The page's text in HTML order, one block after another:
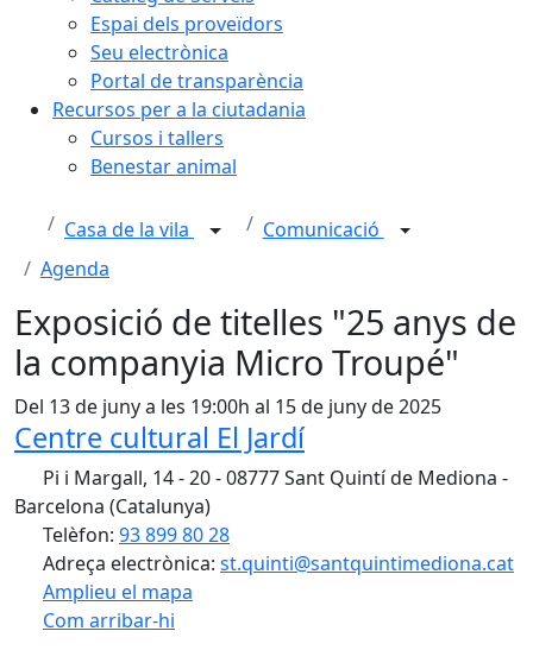
Espai dels proveïdors
Seu electrònica
Portal de transparència
Recursos per a la ciutadania
Cursos i tallers
Benestar animal
Casa de la vila
Comunicació
Agenda
Exposició de titelles "25 anys de
la companyia Micro Troupé"
Del 13 de juny a les 19:00h al 15 de juny de 2025
Centre cultural El Jardí
Pi i Margall, 14 - 20 - 08777 Sant Quintí de Mediona -
Barcelona (Catalunya)
Telèfon: 93 899 80 28
Adreça electrònica: st.quinti@santquintimediona.cat
Amplieu el mapa
Com arribar-hi